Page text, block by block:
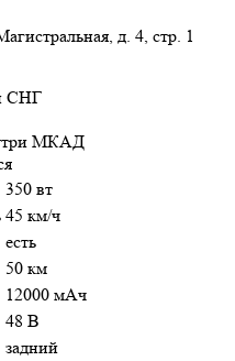
д. 4, стр. 1
СНГ
МКАД
350 вт
45 км/ч
есть
50 км
12000 мАч
48 В
задний